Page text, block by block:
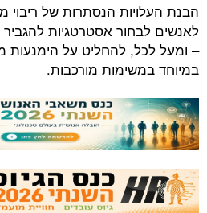
הנסתרות של ריבוי משימות
אסטרטגיות להגביר את
להחליט על הימנעות מריבוי
מורכבות.